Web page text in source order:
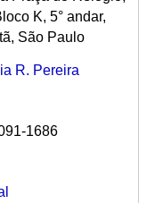
K, 5° andar,
São Paulo
R. Pereira
1686